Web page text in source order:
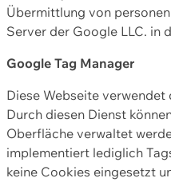
Übermittlung von
Server der Google LLC. in
Google Tag Manager
Diese Webseite verwendet
Durch diesen Dienst
Oberfläche verwaltet
implementiert lediglich
keine Cookies eingesetzt